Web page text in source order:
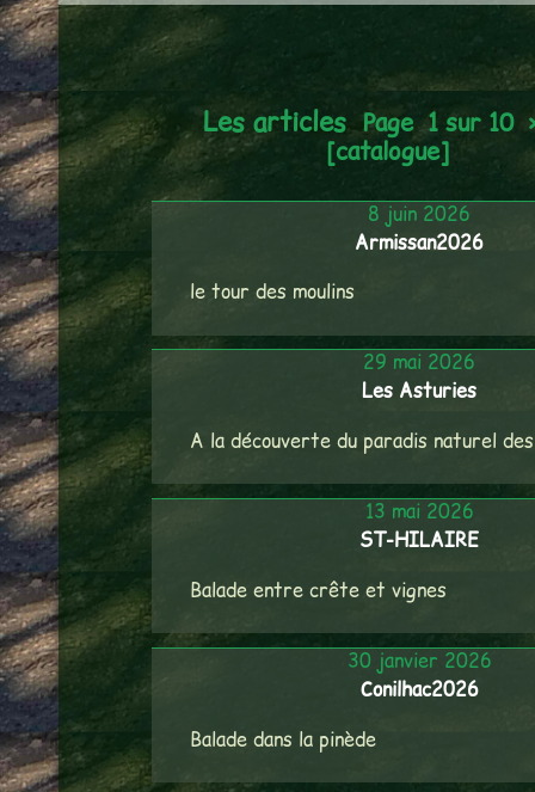
Les articlesPage 1 sur 10
[catalogue]
8 juin 2026
Armissan2026
le tour des moulins
29 mai 2026
Les Asturies
A la découverte du paradis naturel
13 mai 2026
ST-HILAIRE
Balade entre crête et vignes
30 janvier 2026
Conilhac2026
Balade dans la pinède